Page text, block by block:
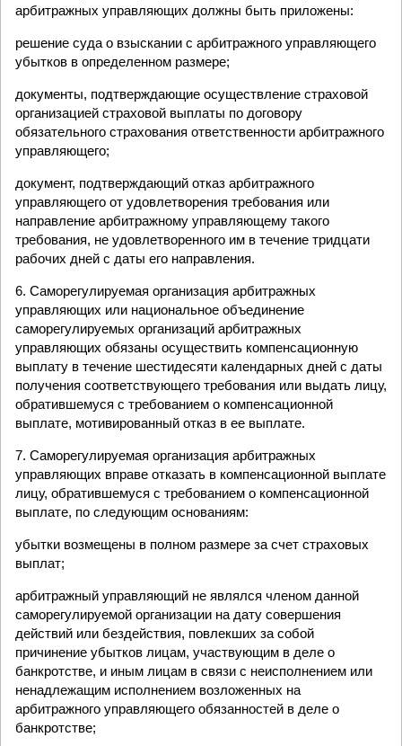
арбитражных управляющих должны быть приложены:
решение суда о взыскании с арбитражного управляющего
убытков в определенном размере;
документы, подтверждающие осуществление страховой
организацией страховой выплаты по договору
обязательного страхования ответственности арбитражного
управляющего;
документ, подтверждающий отказ арбитражного
управляющего от удовлетворения требования или
направление арбитражному управляющему такого
требования, не удовлетворенного им в течение тридцати
рабочих дней с даты его направления.
6. Саморегулируемая организация арбитражных
управляющих или национальное объединение
саморегулируемых организаций арбитражных
управляющих обязаны осуществить компенсационную
выплату в течение шестидесяти календарных дней с даты
получения соответствующего требования или выдать лицу,
обратившемуся с требованием о компенсационной
выплате, мотивированный отказ в ее выплате.
7. Саморегулируемая организация арбитражных
управляющих вправе отказать в компенсационной выплате
лицу, обратившемуся с требованием о компенсационной
выплате, по следующим основаниям:
убытки возмещены в полном размере за счет страховых
выплат;
арбитражный управляющий не являлся членом данной
саморегулируемой организации на дату совершения
действий или бездействия, повлекших за собой
причинение убытков лицам, участвующим в деле о
банкротстве, и иным лицам в связи с неисполнением или
ненадлежащим исполнением возложенных на
арбитражного управляющего обязанностей в деле о
банкротстве;